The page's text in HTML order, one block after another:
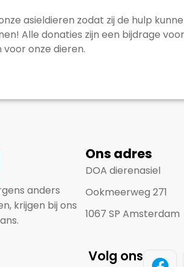
asieldieren zodat zij de hulp
Alle donaties zijn een bijdrage
voor onze dieren.
anders
krijgen bij ons
Ons adres
DOA dierenasiel
Ookmeerweg 271
1067 SP Amsterdam
Volg ons